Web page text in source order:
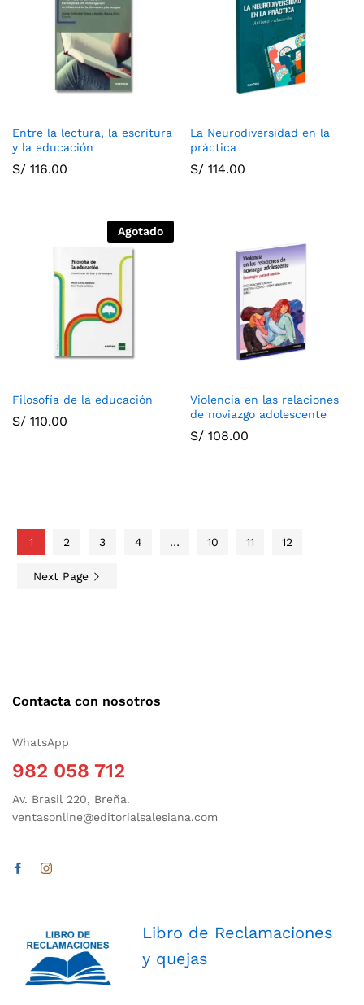
Entre la lectura, la escritura
y la educación
S/ 116.00
La Neurodiversidad en la
práctica
S/ 114.00
Agotado
Filosofía de la educación
S/ 110.00
Violencia en las relaciones
de noviazgo adolescente
S/ 108.00
1 2 3 4 … 10 11 12
Next Page
Contacta con nosotros
WhatsApp
982 058 712
Av. Brasil 220, Breña.
ventasonline@editorialsalesiana.com
Libro de Reclamaciones
y quejas